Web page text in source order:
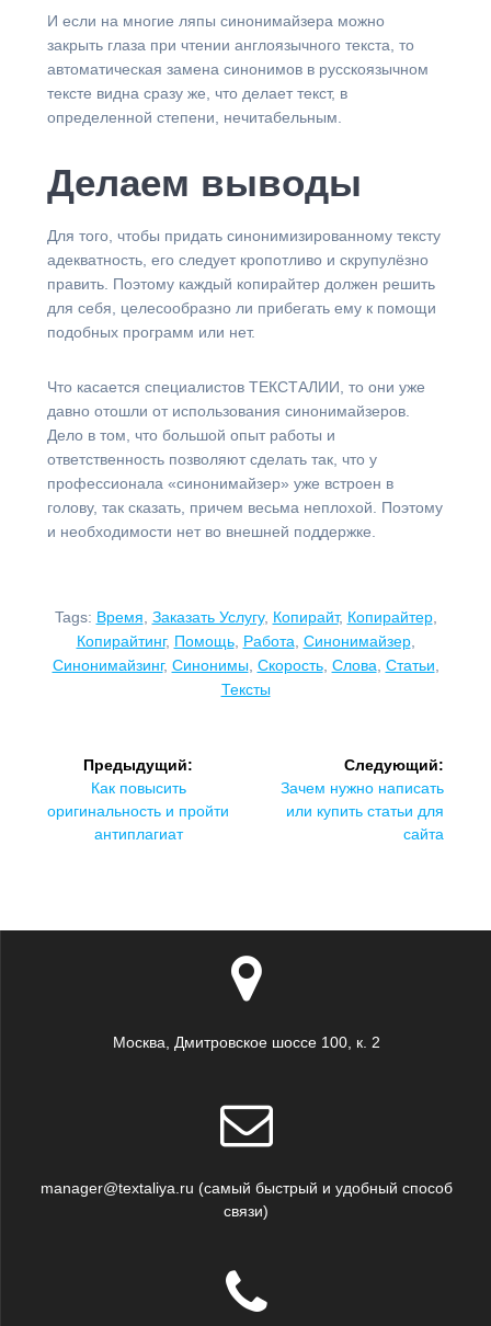
И если на многие ляпы синонимайзера можно
закрыть глаза при чтении англоязычного текста, то
автоматическая замена синонимов в русскоязычном
тексте видна сразу же, что делает текст, в
определенной степени, нечитабельным.
Делаем выводы
Для того, чтобы придать синонимизированному тексту
адекватность, его следует кропотливо и скрупулёзно
править. Поэтому каждый копирайтер должен решить
для себя, целесообразно ли прибегать ему к помощи
подобных программ или нет.
Что касается специалистов ТЕКСТАЛИИ, то они уже
давно отошли от использования синонимайзеров.
Дело в том, что большой опыт работы и
ответственность позволяют сделать так, что у
профессионала «синонимайзер» уже встроен в
голову, так сказать, причем весьма неплохой. Поэтому
и необходимости нет во внешней поддержке.
Tags: Время Заказать Услугу, Копирайт, Копирайтер,
Копирайтинг, Помощь, Работа Синонимайзер,
Синонимайзинг, Синонимы, Скорость, Слова Статьи
Тексты
Навигация
по
записям
Предыдущий:
Предыдущая
запись:
Как повысить
оригинальность и пройти
антиплагиат
Следующий:
Следующая
запись:
Зачем нужно написать
или купить статьи для
сайта
Москва, Дмитровское шоссе 100, к. 2
manager@textaliya.ru (самый быстрый и удобный способ
связи)